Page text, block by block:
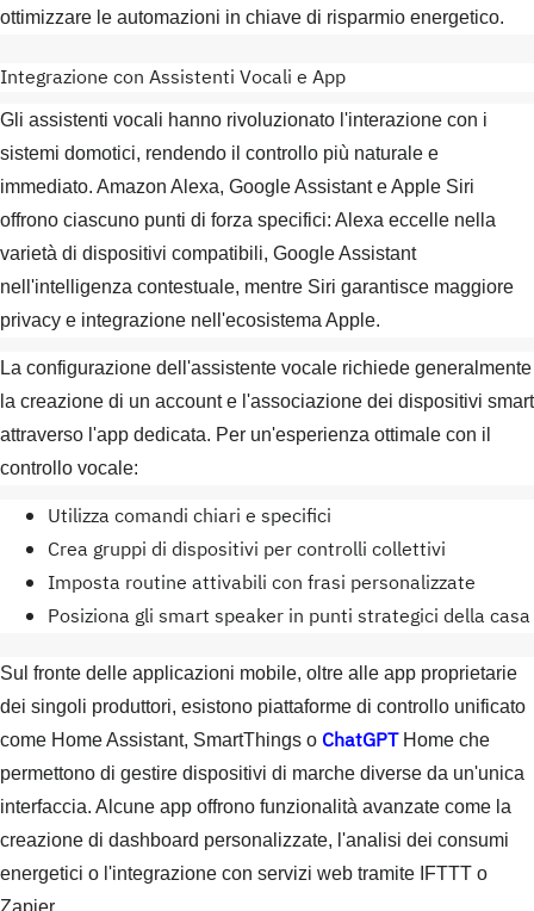
ottimizzare le automazioni in chiave di risparmio energetico.
Integrazione con Assistenti Vocali e App
Gli assistenti vocali hanno rivoluzionato l'interazione con i
sistemi domotici, rendendo il controllo più naturale e
immediato. Amazon Alexa, Google Assistant e Apple Siri
offrono ciascuno punti di forza specifici: Alexa eccelle nella
varietà di dispositivi compatibili, Google Assistant
nell'intelligenza contestuale, mentre Siri garantisce maggiore
privacy e integrazione nell'ecosistema Apple.
La configurazione dell'assistente vocale richiede generalmente
la creazione di un account e l'associazione dei dispositivi smart
attraverso l'app dedicata. Per un'esperienza ottimale con il
controllo vocale:
Utilizza comandi chiari e specifici
Crea gruppi di dispositivi per controlli collettivi
Imposta routine attivabili con frasi personalizzate
Posiziona gli smart speaker in punti strategici della casa
Sul fronte delle applicazioni mobile, oltre alle app proprietarie
dei singoli produttori, esistono piattaforme di controllo unificato
come Home Assistant, SmartThings o ChatGPTHome che
permettono di gestire dispositivi di marche diverse da un'unica
interfaccia. Alcune app offrono funzionalità avanzate come la
creazione di dashboard personalizzate, l'analisi dei consumi
energetici o l'integrazione con servizi web tramite IFTTT o
Zapier.